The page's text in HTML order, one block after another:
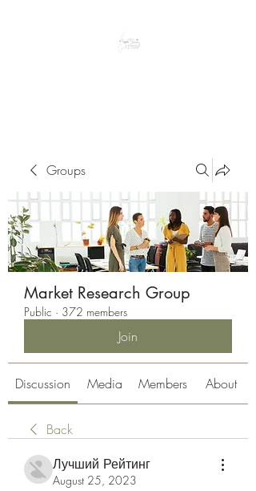
Groups
Market Research Group
Public · 372 members
Join
Discussion Media Members About
Back
Лучший Рейтинг
August 25, 2023